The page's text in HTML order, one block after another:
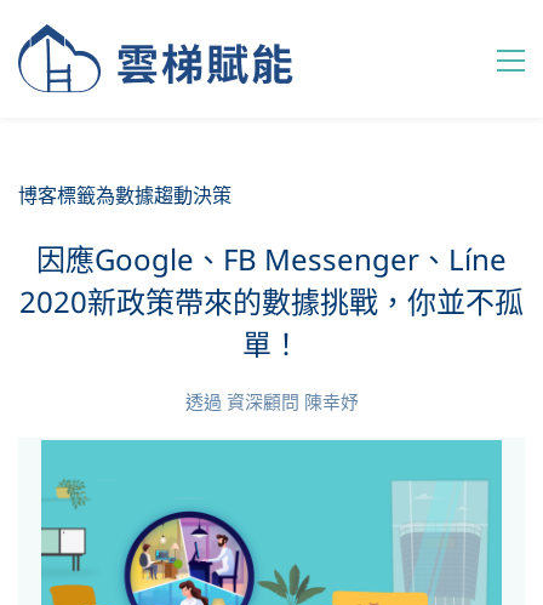
博客標籤為數據趨動決策
因應Google、FB Messenger、Líne
2020新政策帶來的數據挑戰，你並不孤
單！
透過 資深顧問 陳幸妤